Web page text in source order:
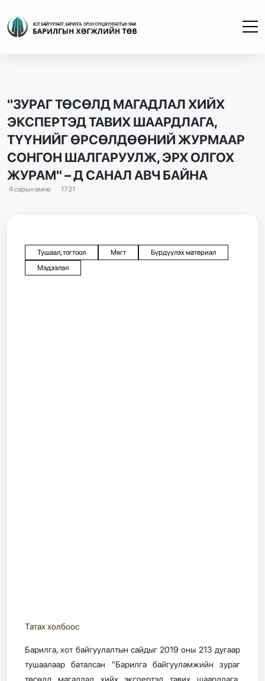
"ЗУРАГ ТӨСӨЛД МАГАДЛАЛ ХИЙХ
ЭКСПЕРТЭД ТАВИХ ШААРДЛАГА,
ТҮҮНИЙГ ӨРСӨЛДӨӨНИЙ ЖУРМААР
СОНГОН ШАЛГАРУУЛЖ, ЭРХ ОЛГОХ
ЖУРАМ" – Д САНАЛ АВЧ БАЙНА
4 сарын өмнө 1731
Тушаал, тогтоол Мягт
Бүрдүүлэх материал
Мэдээлэл
Татах холбоос
Барилга, хот байгуулалтын сайдыг 2019 оны 213 дугаар
тушаалаар баталсан "Барилга байгууламжийн зураг